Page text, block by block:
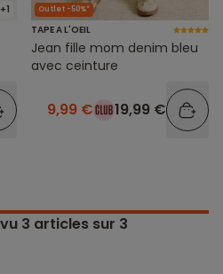
+1
Outlet -50%*
TAPE A L'OEIL
Jean fille mom denim bleu
avec ceinture
9,99 € 19,99 €
3 articles sur 3